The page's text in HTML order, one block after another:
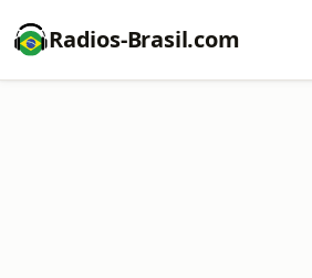
Radios-Brasil.com